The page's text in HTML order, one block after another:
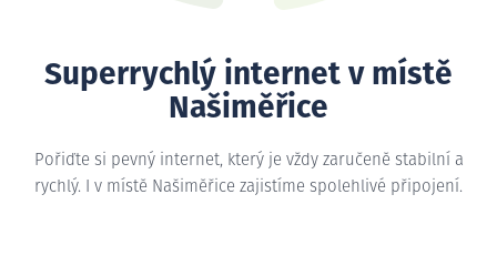
Superrychlý internet v místě
Našiměřice
Pořiďte si pevný internet, který je vždy zaručeně stabilní a
rychlý. I v místě Našiměřice zajistíme spolehlivé připojení.